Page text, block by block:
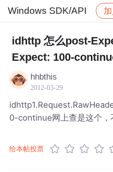
Windows SDK/API
社区 Windows SDK/API
idhttp 怎么post-
Expect: 100-
hhbthis
2012-03-29
0-continue网上查是这个，
给本帖投票